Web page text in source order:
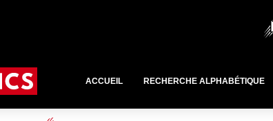
ACCUEIL RECHERCHE ALPHABÉTIQUE